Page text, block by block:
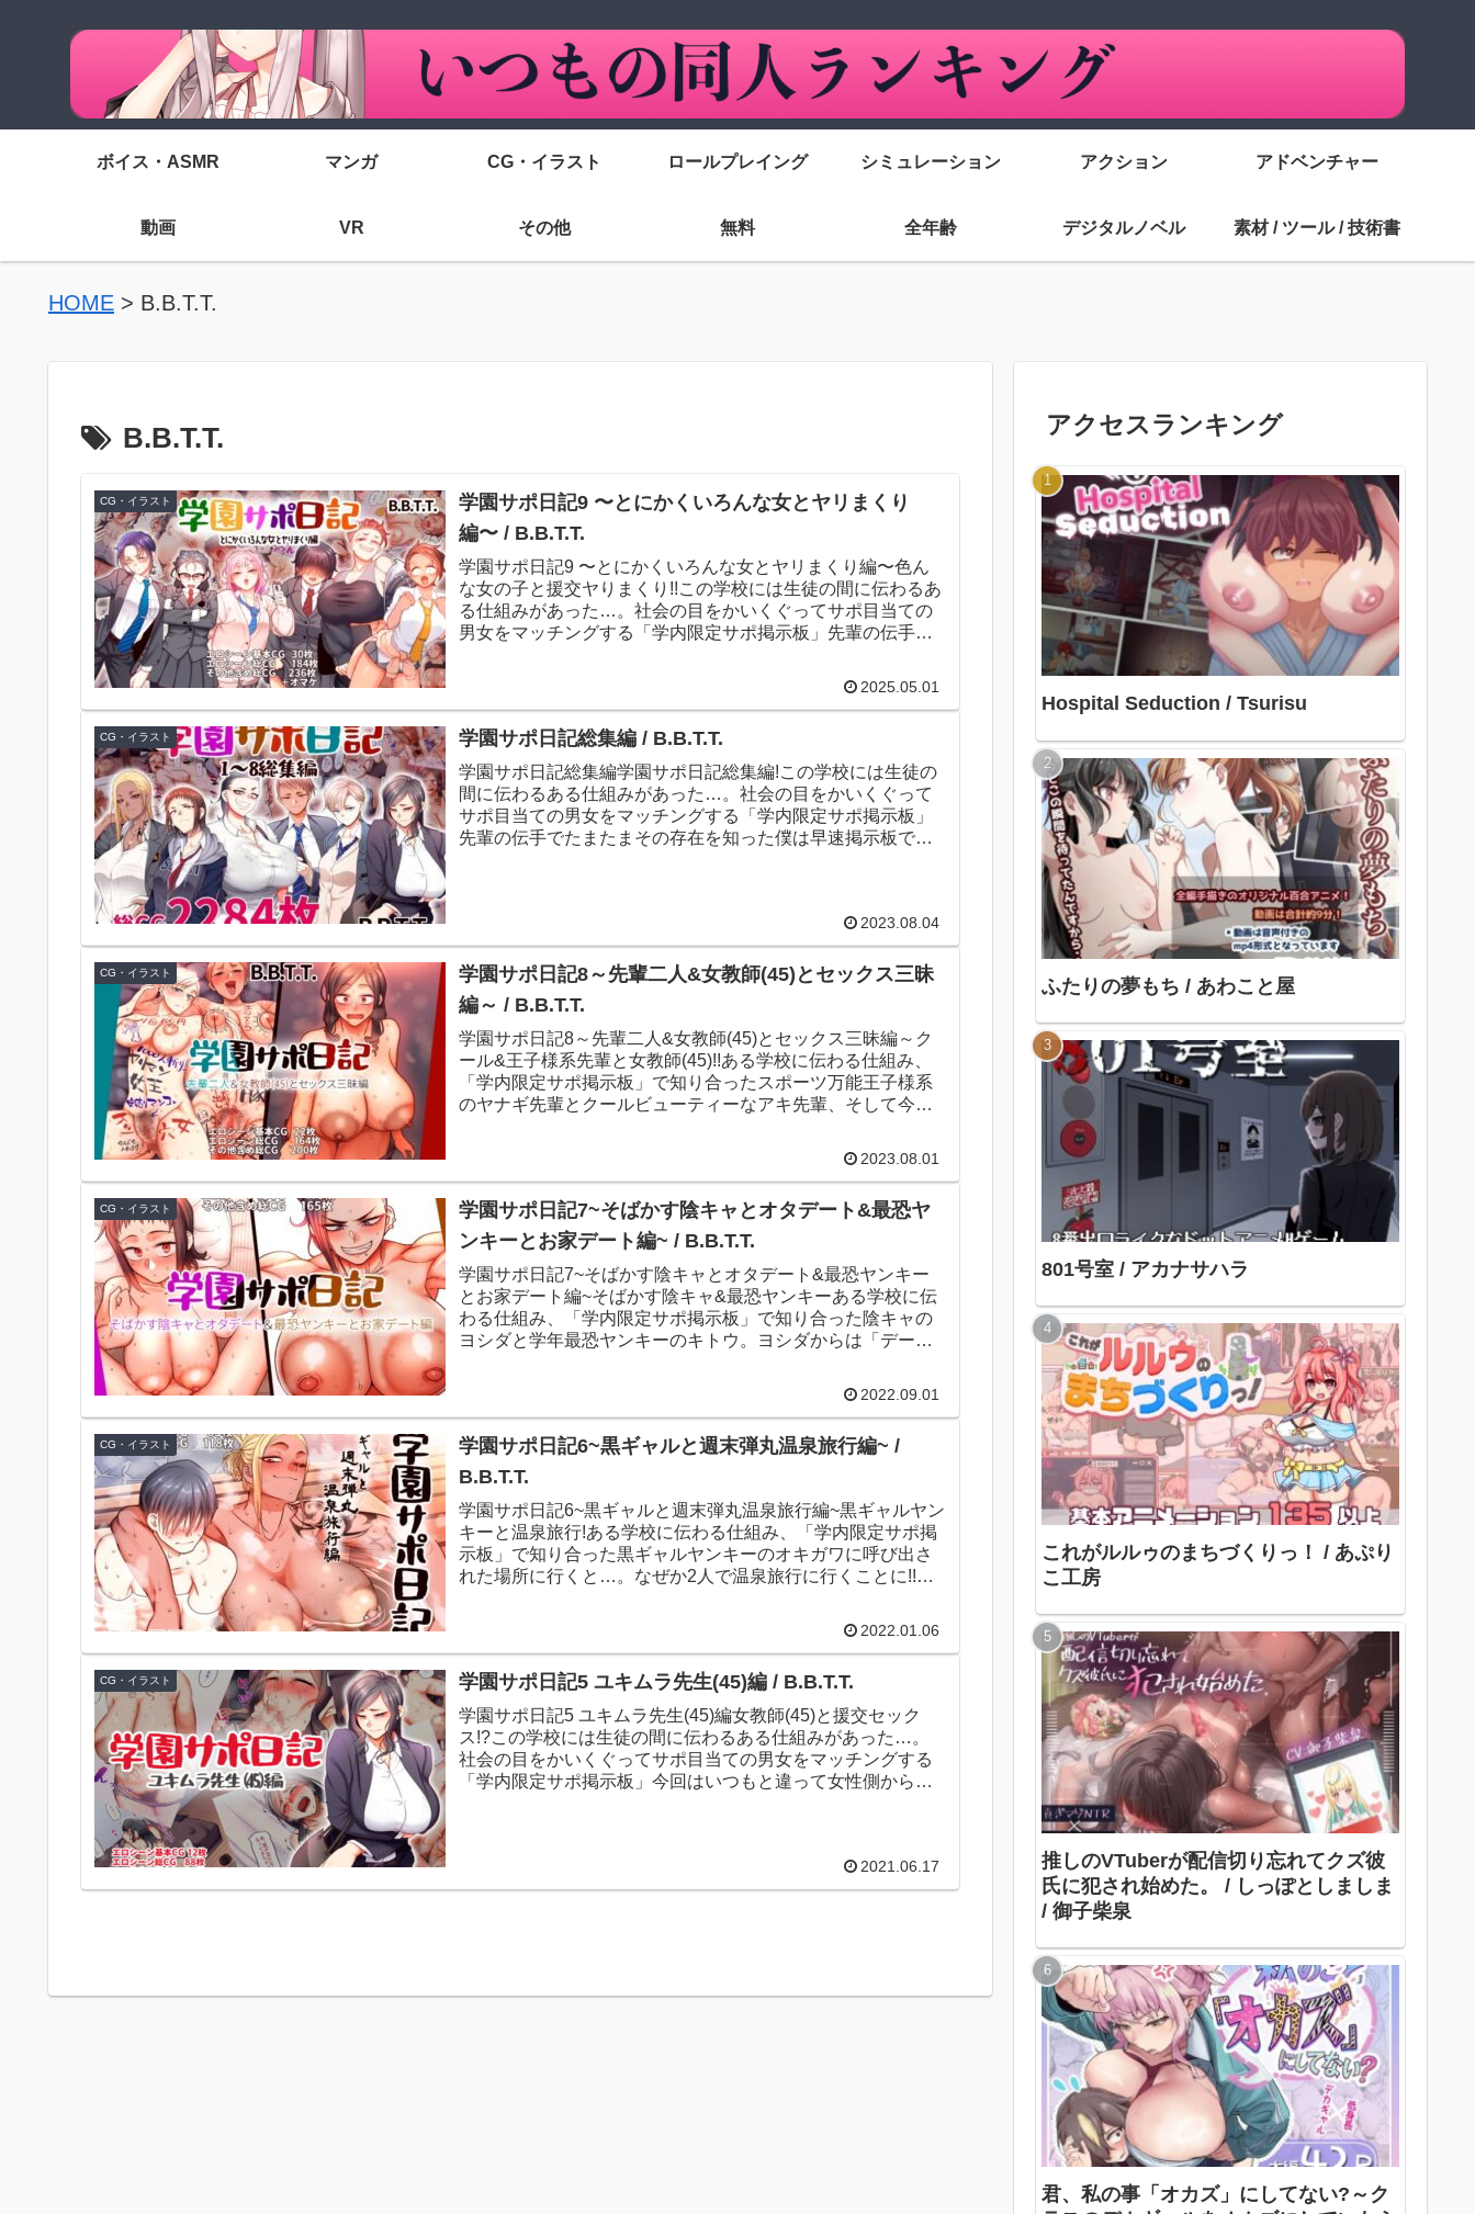
ボイス・ASMR マンガ CG・イラスト ロールプレイング シミュレーション アクション アドベンチャー
動画 VR その他 無料 全年齢 デジタルノベル 素材 / ツール / 技術書
HOME > B.B.T.T.
B.B.T.T.
CG・イラスト
学園サポ日記9 〜とにかくいろんな女とヤリまくり
編〜 / B.B.T.T.
学園サポ日記9 〜とにかくいろんな女とヤリまくり編〜色ん
な女の子と援交ヤりまくり!!この学校には生徒の間に伝わるあ
る仕組みがあった…。社会の目をかいくぐってサポ目当ての
男女をマッチングする「学内限定サポ掲示板」先輩の伝手で
2025.05.01
CG・イラスト 学園サポ日記総集編 / B.B.T.T.
学園サポ日記総集編学園サポ日記総集編!この学校には生徒の
間に伝わるある仕組みがあった…。社会の目をかいくぐって
サポ目当ての男女をマッチングする「学内限定サポ掲示板」
先輩の伝手でたまたまその存在を知った僕は早速掲示板で約
2023.08.04
CG・イラスト
学園サポ日記8～先輩二人&女教師(45)とセックス三昧
編～ / B.B.T.T.
学園サポ日記8～先輩二人&女教師(45)とセックス三昧編～ク
ール&王子様系先輩と女教師(45)!!ある学校に伝わる仕組み、
「学内限定サポ掲示板」で知り合ったスポーツ万能王子様系
のヤナギ先輩とクールビューティーなアキ先輩、そして今年
2023.08.01
CG・イラスト
学園サポ日記7~そばかす陰キャとオタデート&最恐ヤ
ンキーとお家デート編~ / B.B.T.T.
学園サポ日記7~そばかす陰キャとオタデート&最恐ヤンキー
とお家デート編~そばかす陰キャ&最恐ヤンキーある学校に伝
わる仕組み、「学内限定サポ掲示板」で知り合った陰キャの
ヨシダと学年最恐ヤンキーのキトウ。ヨシダからは「デート
2022.09.01
CG・イラスト
学園サポ日記6~黒ギャルと週末弾丸温泉旅行編~ /
B.B.T.T.
学園サポ日記6~黒ギャルと週末弾丸温泉旅行編~黒ギャルヤン
キーと温泉旅行!ある学校に伝わる仕組み、「学内限定サポ掲
示板」で知り合った黒ギャルヤンキーのオキガワに呼び出さ
れた場所に行くと…。なぜか2人で温泉旅行に行くことに!!随
2022.01.06
CG・イラスト 学園サポ日記5 ユキムラ先生(45)編 / B.B.T.T.
学園サポ日記5 ユキムラ先生(45)編女教師(45)と援交セック
ス!?この学校には生徒の間に伝わるある仕組みがあった…。
社会の目をかいくぐってサポ目当ての男女をマッチングする
「学内限定サポ掲示板」今回はいつもと違って女性側から呼
2021.06.17
アクセスランキング
Hospital Seduction / Tsurisu
ふたりの夢もち / あわこと屋
801号室 / アカナサハラ
これがルルゥのまちづくりっ！ / あぷり
こ工房
推しのVTuberが配信切り忘れてクズ彼
氏に犯され始めた。 / しっぽとしましま
/ 御子柴泉
君、私の事「オカズ」にしてない?～ク